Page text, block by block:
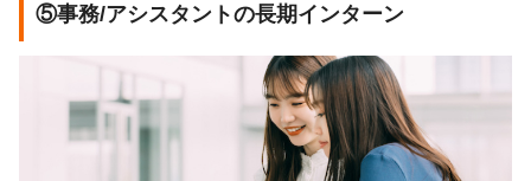
⑤事務/アシスタントの長期インターン